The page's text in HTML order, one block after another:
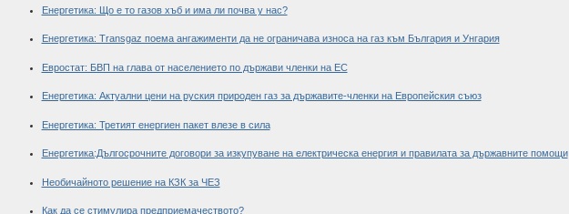
Енергетика: Що е то газов хъб и има ли почва у нас?
Енергетика: Transgaz поема ангажименти да не ограничава износа на газ към България и Унгария
Евростат: БВП на глава от населението по държави членки на ЕС
Енергетика: Актуални цени на руския природен газ за държавите-членки на Европейския съюз
Енергетика: Третият енергиен пакет влезе в сила
Енергетика:Дългосрочните договори за изкупуване на електрическа енергия и правилата за държавните помощи
Необичайното решение на КЗК за ЧЕЗ
Как да се стимулира предприемачеството?